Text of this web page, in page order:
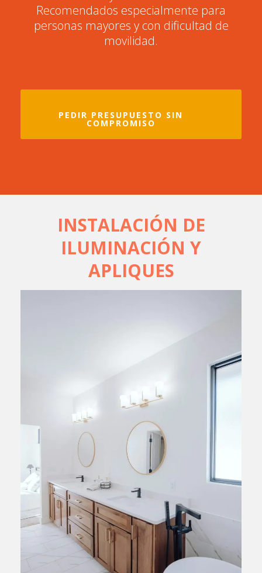
Recomendados especialmente para
personas mayores y con dificultad de
movilidad.
PEDIR PRESUPUESTO SIN
COMPROMISO
INSTALACIÓN DE
ILUMINACIÓN Y
APLIQUES